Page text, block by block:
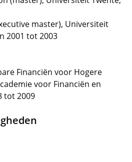
master), Universiteit
2001 tot 2003
Financiën voor Hogere
voor Financiën en
tot 2009